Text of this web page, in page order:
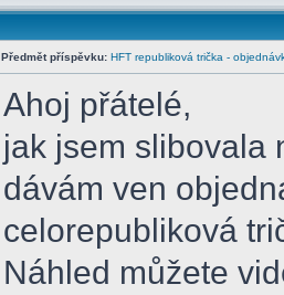
Předmět příspěvku: HFT republiková trička -
Ahoj přátelé,
jak jsem slibovala
dávám ven
celorepubliková
Náhled můžete